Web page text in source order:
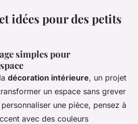
idées pour des petits
simples pour
décoration intérieure, un projet
un espace sans grever
une pièce, pensez à
avec des couleurs